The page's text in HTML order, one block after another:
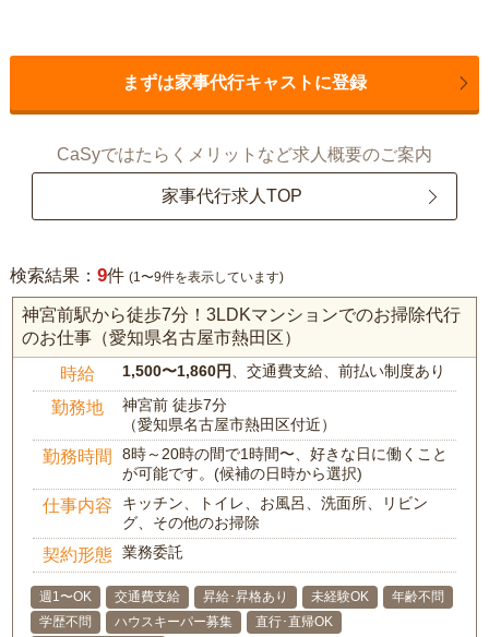
まずは家事代行キャストに登録
CaSyではたらくメリットなど求人概要のご案内
家事代行求人TOP
検索結果： 9件 (1〜9件を表示しています)
神宮前駅から徒歩7分！3LDKマンションでのお掃除代行
のお仕事（愛知県名古屋市熱田区）
時給 1,500〜1,860円 、交通費支給、前払い制度あり
勤務地
神宮前 徒歩7分
（愛知県名古屋市熱田区付近）
勤務時間
8時～20時の間で1時間〜、好きな日に働くこと
が可能です。(候補の日時から選択)
仕事内容
キッチン、トイレ、お風呂、洗面所、リビン
グ、その他のお掃除
契約形態 業務委託
週1〜OK 交通費支給 昇給･昇格あり 未経験OK
年齢不問
学歴不問
ハウスキーパー募集
直行･直帰OK